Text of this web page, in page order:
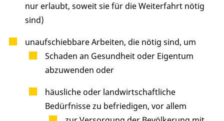
nur erlaubt, soweit sie für die Weiterfahrt nötig
sind)
unaufschiebbare Arbeiten, die nötig sind, um
Schaden an Gesundheit oder Eigentum
abzuwenden oder
häusliche oder landwirtschaftliche
Bedürfnisse zu befriedigen, vor allem